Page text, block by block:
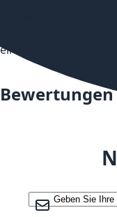
Zutaten und einer
ein Muss für alle, die
Bewertungen
Melden Sie sich